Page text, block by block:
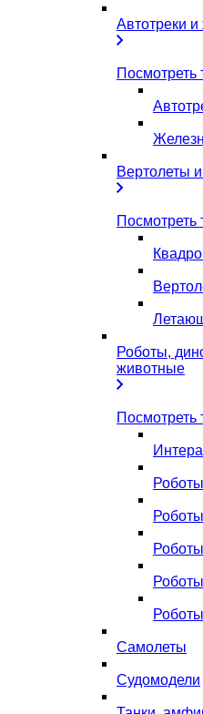
Автотреки
Посмотреть
Вертолеты
Посмотреть
Роботы,
животные
Посмотреть
Самолеты
Судомодели